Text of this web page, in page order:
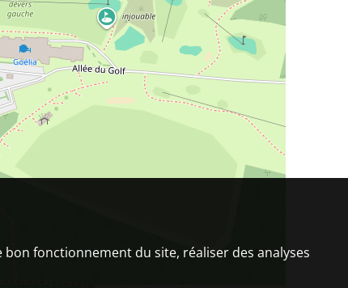
fonctionnement du site, réaliser des analyses